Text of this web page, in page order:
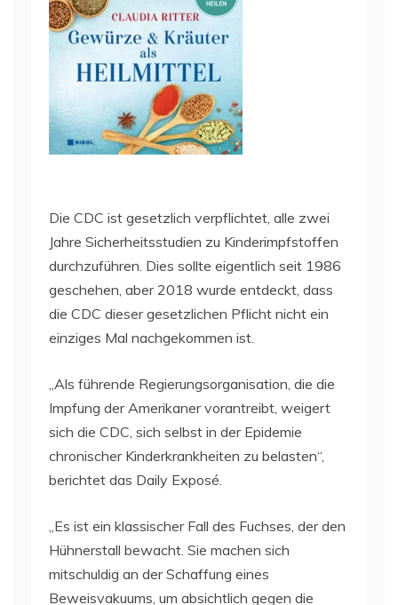
Die CDC ist gesetzlich verpflichtet, alle zwei
Jahre Sicherheitsstudien zu Kinderimpfstoffen
durchzuführen. Dies sollte eigentlich seit 1986
geschehen, aber 2018 wurde entdeckt, dass
die CDC dieser gesetzlichen Pflicht nicht ein
einziges Mal nachgekommen ist.
„Als führende Regierungsorganisation, die die
Impfung der Amerikaner vorantreibt, weigert
sich die CDC, sich selbst in der Epidemie
chronischer Kinderkrankheiten zu belasten“,
berichtet das Daily Exposé.
„Es ist ein klassischer Fall des Fuchses, der den
Hühnerstall bewacht. Sie machen sich
mitschuldig an der Schaffung eines
Beweisvakuums, um absichtlich gegen die